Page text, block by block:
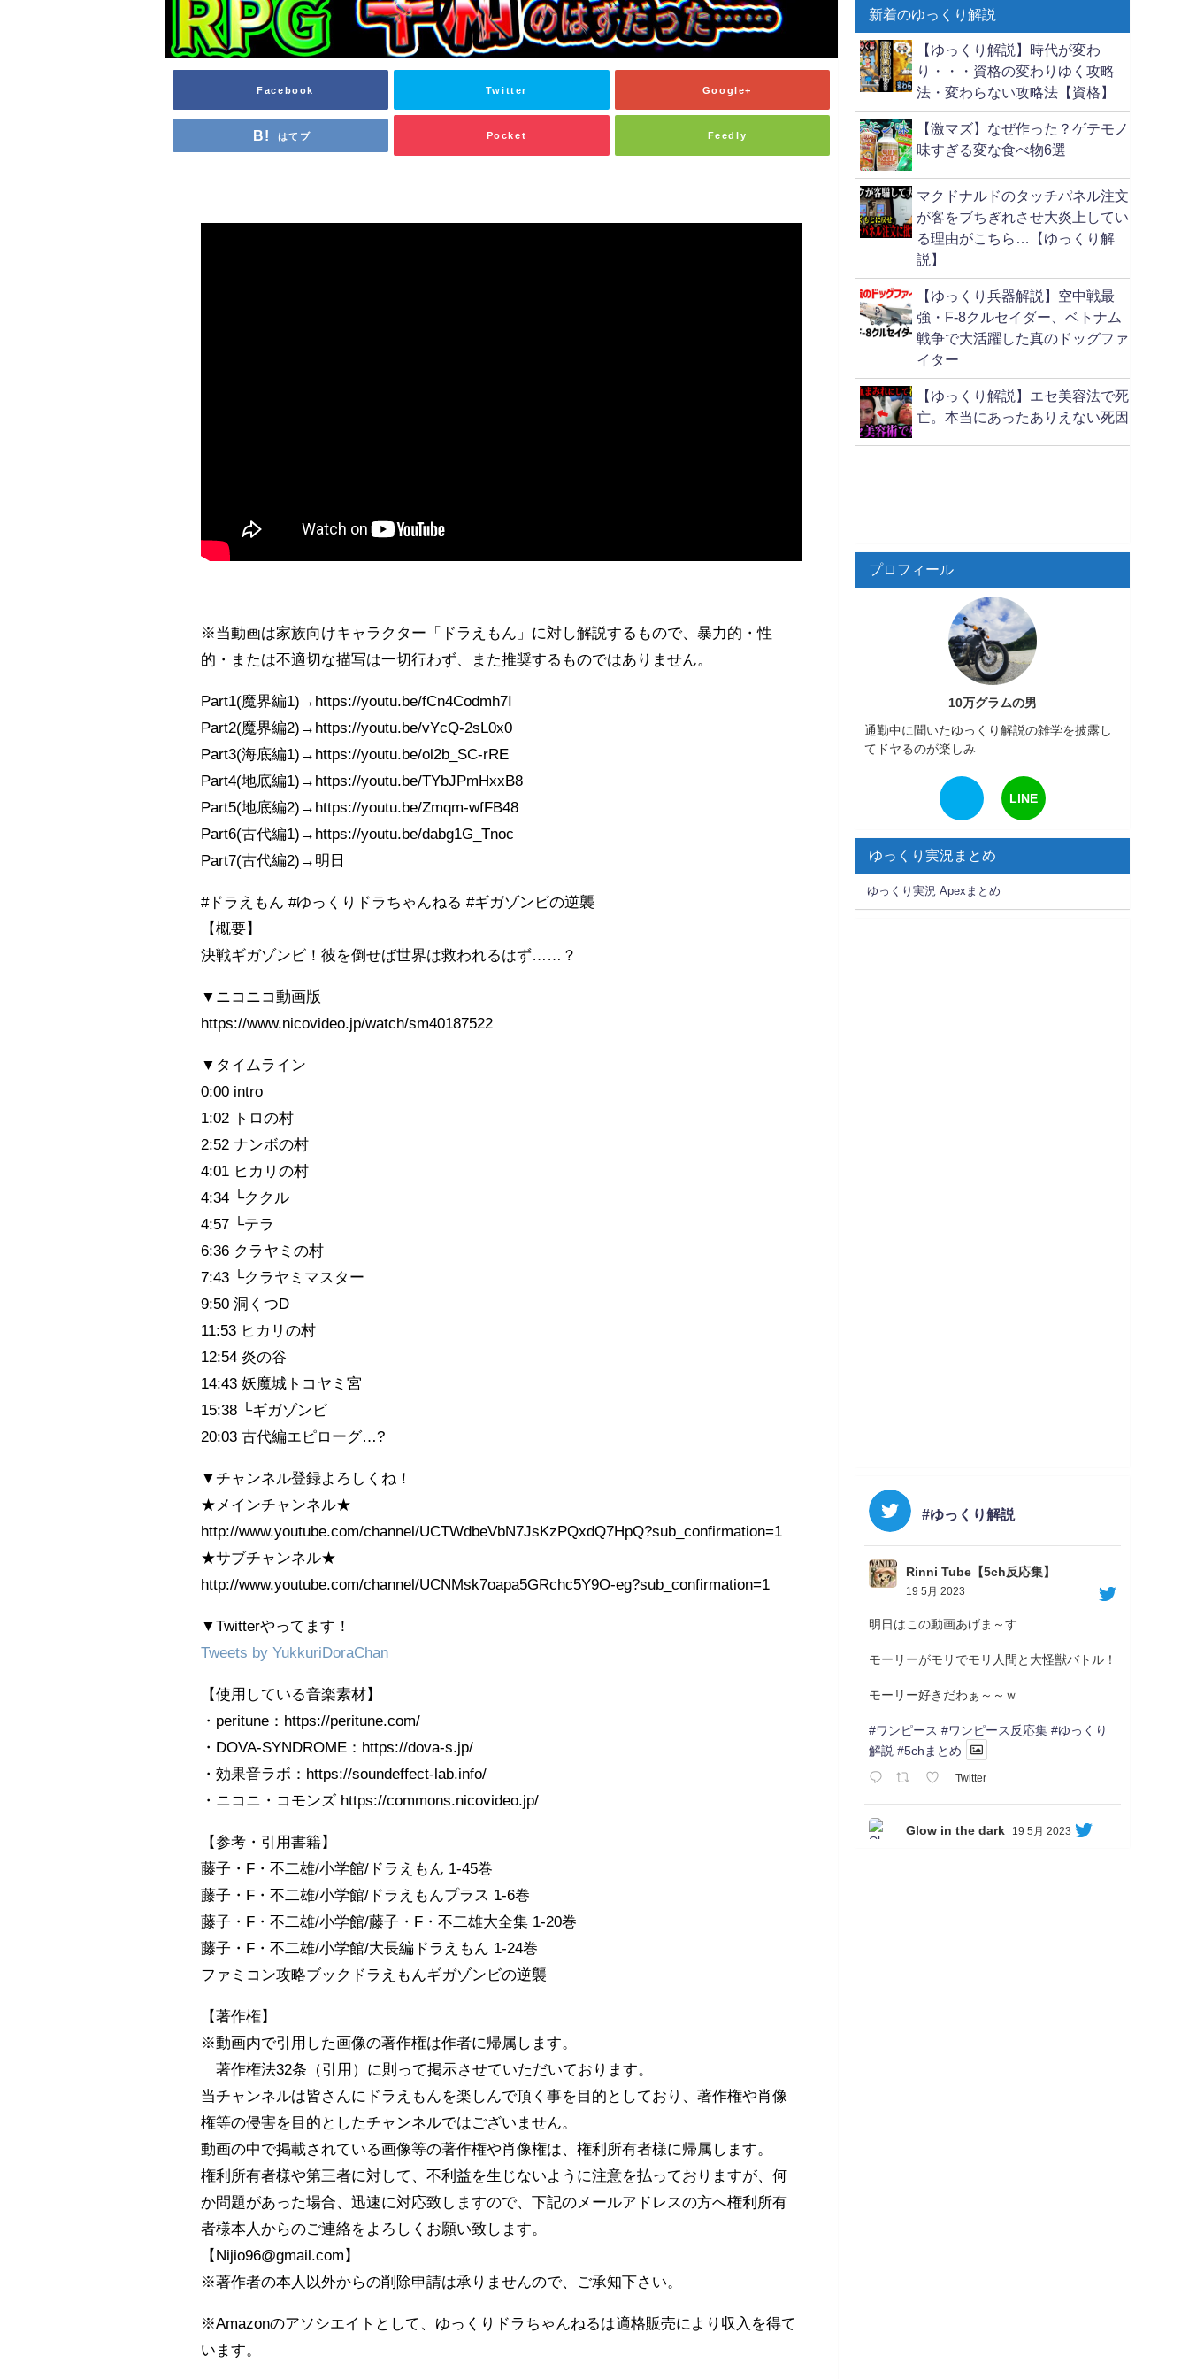
Facebook Twitter Google+
はてブ Pocket Feedly
※当動画は家族向けキャラクター「ドラえもん」に対し解説するもので、暴力的・性
的・または不適切な描写は一切行わず、また推奨するものではありません。
Part1(魔界編1)→https://youtu.be/fCn4Codmh7I
Part2(魔界編2)→https://youtu.be/vYcQ-2sL0x0
Part3(海底編1)→https://youtu.be/ol2b_SC-rRE
Part4(地底編1)→https://youtu.be/TYbJPmHxxB8
Part5(地底編2)→https://youtu.be/Zmqm-wfFB48
Part6(古代編1)→https://youtu.be/dabg1G_Tnoc
Part7(古代編2)→明日
#ドラえもん #ゆっくりドラちゃんねる #ギガゾンビの逆襲
【概要】
決戦ギガゾンビ！彼を倒せば世界は救われるはず……？
▼ニコニコ動画版
https://www.nicovideo.jp/watch/sm40187522
▼タイムライン
0:00 intro
1:02 トロの村
2:52 ナンボの村
4:01 ヒカリの村
4:34 └ククル
4:57 └テラ
6:36 クラヤミの村
7:43 └クラヤミマスター
9:50 洞くつD
11:53 ヒカリの村
12:54 炎の谷
14:43 妖魔城トコヤミ宮
15:38 └ギガゾンビ
20:03 古代編エピローグ…?
▼チャンネル登録よろしくね！
★メインチャンネル★
http://www.youtube.com/channel/UCTWdbeVbN7JsKzPQxdQ7HpQ?sub_confirmation=1
★サブチャンネル★
http://www.youtube.com/channel/UCNMsk7oapa5GRchc5Y9O-eg?sub_confirmation=1
▼Twitterやってます！
Tweets by YukkuriDoraChan
【使用している音楽素材】
・peritune：https://peritune.com/
・DOVA-SYNDROME：https://dova-s.jp/
・効果音ラボ：https://soundeffect-lab.info/
・ニコニ・コモンズ https://commons.nicovideo.jp/
【参考・引用書籍】
藤子・F・不二雄/小学館/ドラえもん 1-45巻
藤子・F・不二雄/小学館/ドラえもんプラス 1-6巻
藤子・F・不二雄/小学館/藤子・F・不二雄大全集 1-20巻
藤子・F・不二雄/小学館/大長編ドラえもん 1-24巻
ファミコン攻略ブックドラえもんギガゾンビの逆襲
【著作権】
※動画内で引用した画像の著作権は作者に帰属します。
著作権法32条（引用）に則って掲示させていただいております。
当チャンネルは皆さんにドラえもんを楽しんで頂く事を目的としており、著作権や肖像
権等の侵害を目的としたチャンネルではございません。
動画の中で掲載されている画像等の著作権や肖像権は、権利所有者様に帰属します。
権利所有者様や第三者に対して、不利益を生じないように注意を払っておりますが、何
か問題があった場合、迅速に対応致しますので、下記のメールアドレスの方へ権利所有
者様本人からのご連絡をよろしくお願い致します。
【Nijio96@gmail.com】
※著作者の本人以外からの削除申請は承りませんので、ご承知下さい。
※Amazonのアソシエイトとして、ゆっくりドラちゃんねるは適格販売により収入を得て
います。
新着のゆっくり解説
【ゆっくり解説】時代が変わ
り・・・資格の変わりゆく攻略
法・変わらない攻略法【資格】
【激マズ】なぜ作った？ゲテモノ
味すぎる変な食べ物6選
マクドナルドのタッチパネル注文
が客をブちぎれさせ大炎上してい
る理由がこちら…【ゆっくり解
説】
【ゆっくり兵器解説】空中戦最
強・F-8クルセイダー、ベトナム
戦争で大活躍した真のドッグファ
イター
【ゆっくり解説】エセ美容法で死
亡。本当にあったありえない死因
プロフィール
10万グラムの男
通勤中に聞いたゆっくり解説の雑学を披露し
てドヤるのが楽しみ
LINE
ゆっくり実況まとめ
ゆっくり実況 Apexまとめ
#ゆっくり解説
Rinni Tube【5ch反応集】
19 5月 2023
明日はこの動画あげま～す
モーリーがモリでモリ人間と大怪獣バトル！
モーリー好きだわぁ～～ｗ
#ワンピース #ワンピース反応集 #ゆっくり
解説 #5chまとめ
Twitter
Glow in the dark 19 5月 2023